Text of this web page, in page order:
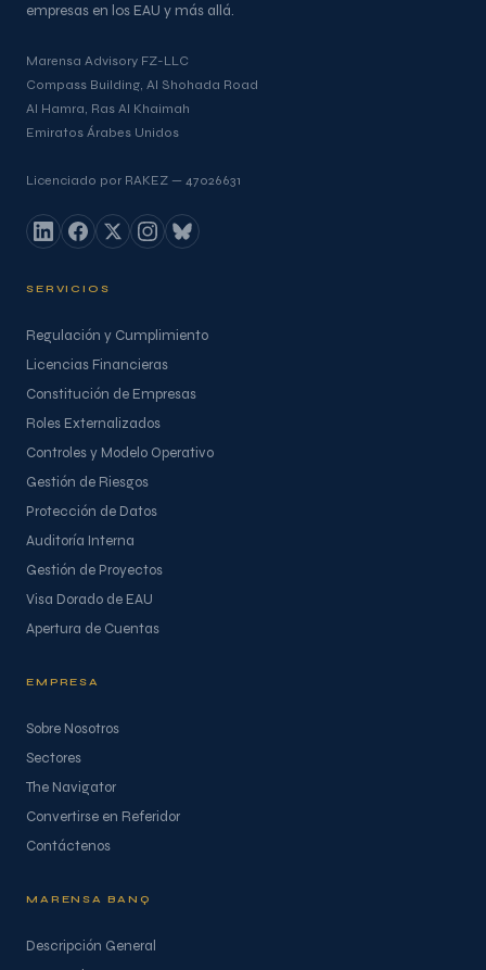
empresas en los EAU y más allá.
Marensa Advisory FZ-LLC
Compass Building, Al Shohada Road
Al Hamra, Ras Al Khaimah
Emiratos Árabes Unidos
Licenciado por RAKEZ — 47026631
SERVICIOS
Regulación y Cumplimiento
Licencias Financieras
Constitución de Empresas
Roles Externalizados
Controles y Modelo Operativo
Gestión de Riesgos
Protección de Datos
Auditoría Interna
Gestión de Proyectos
Visa Dorado de EAU
Apertura de Cuentas
MARENSA BANQ
Descripción General
EMPRESA
Sobre Nosotros
Sectores
The Navigator
Convertirse en Referidor
Contáctenos